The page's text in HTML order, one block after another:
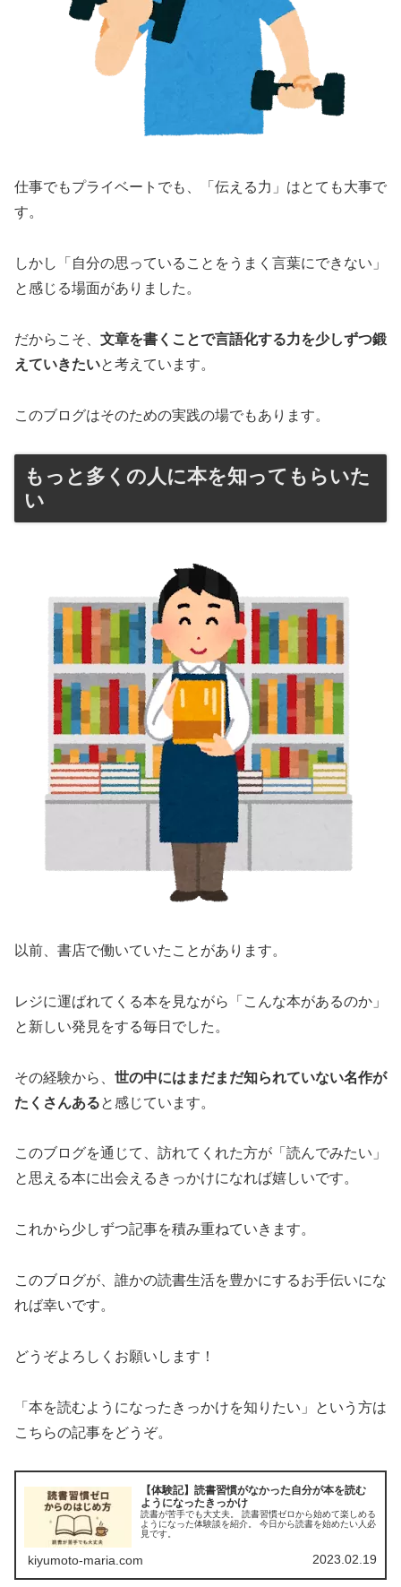
仕事でもプライベートでも、「伝える力」はとても大事で
す。
しかし「自分の思っていることをうまく言葉にできない」
と感じる場面がありました。
だからこそ、 文章を書くことで言語化する力を少しずつ鍛
えていきたいと考えています。
このブログはそのための実践の場でもあります。
もっと多くの人に本を知ってもらいた
い
以前、書店で働いていたことがあります。
レジに運ばれてくる本を見ながら「こんな本があるのか」
と新しい発見をする毎日でした。
その経験から、 世の中にはまだまだ知られていない名作が
たくさんあると感じています。
このブログを通じて、訪れてくれた方が「読んでみたい」
と思える本に出会えるきっかけになれば嬉しいです。
これから少しずつ記事を積み重ねていきます。
このブログが、誰かの読書生活を豊かにするお手伝いにな
れば幸いです。
どうぞよろしくお願いします！
「本を読むようになったきっかけを知りたい」という方は
こちらの記事をどうぞ。
【体験記】読書習慣がなかった自分が本を読む
ようになったきっかけ
読書が苦手でも大丈夫。 読書習慣ゼロから始めて楽しめる
ようになった体験談を紹介。 今日から読書を始めたい人必
見です。
kiyumoto-maria.com 2023.02.19